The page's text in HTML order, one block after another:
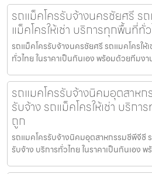
รถแม็คโครรับจ้างนครชัยศรี ร
แม็คโครให้เช่า บริการทุกพื้นที่ทั่
รถแม็คโครรับจ้างนครชัยศรี รถแมคโครให้
ทั่วไทย ในราคาเป็นกันเอง พร้อมด้วยทีมง
รถแมคโครรับจ้างนิคมอุตสาห
รับจ้าง รถแม็คโครให้เช่า บริก
ถูก
รถแมคโครรับจ้างนิคมอุตสาหกรรมซีพีจีซี ร
รับจ้าง บริการทั่วไทย ในราคาเป็นกันเอง